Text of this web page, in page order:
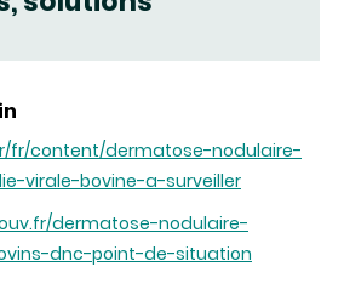
fr/content/dermatose-nodulaire-
virale-bovine-a-surveiller
dermatose-nodulaire-
dnc-point-de-situation